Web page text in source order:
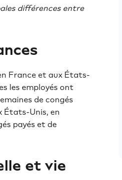
différences entre
France et aux États-
les employés ont
de congés
États-Unis, en
payés et de
et vie